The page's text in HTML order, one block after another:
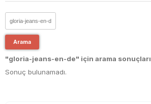
Arama
"gloria-jeans-en-de" için arama sonuçları
Sonuç bulunamadı.